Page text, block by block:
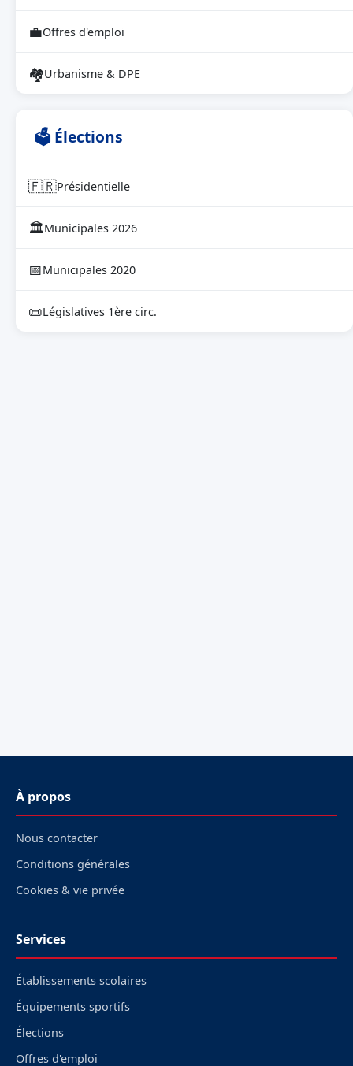
💼Offres d'emploi
🏘Urbanisme & DPE
🗳 Élections
🇫🇷Présidentielle
🏛Municipales 2026
📅Municipales 2020
📜Législatives 1ère circ.
À propos
Nous contacter
Conditions générales
Cookies & vie privée
Services
Établissements scolaires
Équipements sportifs
Élections
Offres d'emploi